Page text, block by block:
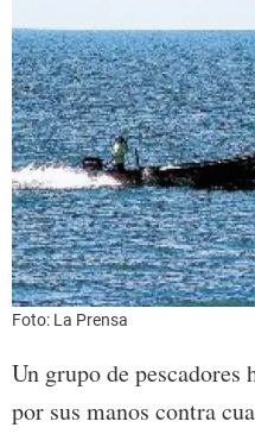
Foto: La Prensa
Un grupo de pescadores
por sus manos contra